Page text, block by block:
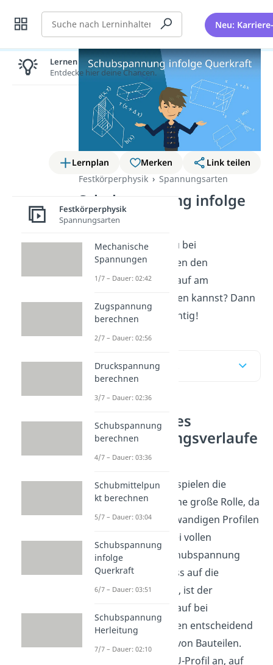
Suche Neu:
Lernplan Merken
Link teilen
Festkörperphysik
Spannungsarten
Schubspannung infolge
Querkraft
Du fragst dich, wie du bei
dünnwandigen Profilen den
Schubspannungsverlauf am
schnellsten einzeichnen kannst? Dann
bist du hier genau richtig!
Inhaltsübersicht
Einzeichnen des
Schubspannungsverlaufe
s
Gerade im Leichtbau spielen die
Schubspannungen eine große Rolle, da
wir hier oft mit dünnwandigen Profilen
arbeiten. Während bei vollen
Querschnitten die Schubspannung
keinen großen Einfluss auf die
Gesamtbelastung hat, ist der
Schubspannungsverlauf bei
dünnwandigen Profilen entscheidend
für die Konzipierung von Bauteilen.
Wir schauen uns ein U-Profil an, auf
Lernen lohnt sich!
Entdecke hier deine Chancen.
Festkörperphysik
Spannungsarten
Mechanische
Spannungen
1/7 – Dauer: 02:42
Zugspannung
berechnen
2/7 – Dauer: 02:56
Druckspannung
berechnen
3/7 – Dauer: 02:36
Schubspannung
berechnen
4/7 – Dauer: 03:36
Schubmittelpun
kt berechnen
5/7 – Dauer: 03:04
Schubspannung
infolge
Querkraft
6/7 – Dauer: 03:51
Schubspannung
Herleitung
7/7 – Dauer: 02:10